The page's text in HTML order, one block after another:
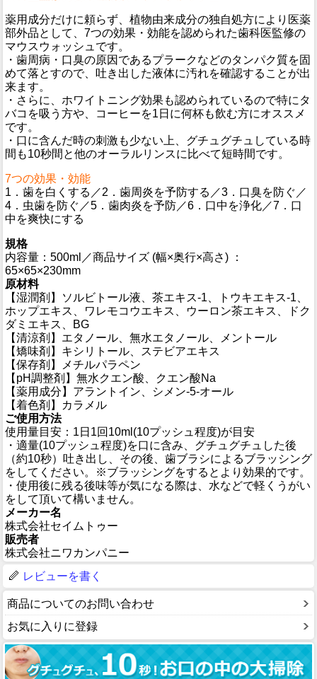
薬用成分だけに頼らず、植物由来成分の独自処方により医薬
部外品として、7つの効果・効能を認められた歯科医監修の
マウスウォッシュです。
・歯周病・口臭の原因であるプラークなどのタンパク質を固
めて落とすので、吐き出した液体に汚れを確認することが出
来ます。
・さらに、ホワイトニング効果も認められているので特にタ
バコを吸う方や、コーヒーを1日に何杯も飲む方にオススメ
です。
・口に含んだ時の刺激も少ない上、グチュグチュしている時
間も10秒間と他のオーラルリンスに比べて短時間です。
7つの効果・効能
1．歯を白くする／2．歯周炎を予防する／3．口臭を防ぐ／
4．虫歯を防ぐ／5．歯肉炎を予防／6．口中を浄化／7．口
中を爽快にする
規格
内容量：500ml／商品サイズ (幅×奥行×高さ) ：
65×65×230mm
原材料
【湿潤剤】ソルビトール液、茶エキス-1、トウキエキス-1、
ホップエキス、ワレモコウエキス、ウーロン茶エキス、ドク
ダミエキス、BG
【清涼剤】エタノール、無水エタノール、メントール
【矯味剤】キシリトール、ステビアエキス
【保存剤】メチルパラペン
【pH調整剤】無水クエン酸、クエン酸Na
【薬用成分】アラントイン、シメン-5-オール
【着色剤】カラメル
ご使用方法
使用量目安：1日1回10ml(10プッシュ程度)が目安
・適量(10プッシュ程度)を口に含み、グチュグチュした後
（約10秒）吐き出し、その後、歯ブラシによるブラッシング
をしてください。※ブラッシングをするとより効果的です。
・使用後に残る後味等が気になる際は、水などで軽くうがい
をして頂いて構いません。
メーカー名
株式会社セイムトゥー
販売者
株式会社ニワカンパニー
レビューを書く
商品についてのお問い合わせ
お気に入りに登録